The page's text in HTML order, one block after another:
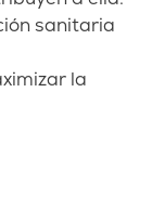
sanitaria
la